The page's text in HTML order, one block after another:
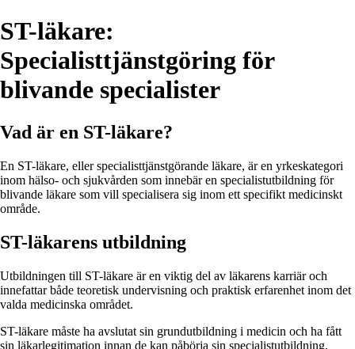
ST-läkare:
Specialisttjänstgöring för
blivande specialister
Vad är en ST-läkare?
En ST-läkare, eller specialisttjänstgörande läkare, är en yrkeskategori
inom hälso- och sjukvården som innebär en specialistutbildning för
blivande läkare som vill specialisera sig inom ett specifikt medicinskt
område.
ST-läkarens utbildning
Utbildningen till ST-läkare är en viktig del av läkarens karriär och
innefattar både teoretisk undervisning och praktisk erfarenhet inom det
valda medicinska området.
ST-läkare måste ha avslutat sin grundutbildning i medicin och ha fått
sin läkarlegitimation innan de kan påbörja sin specialistutbildning.